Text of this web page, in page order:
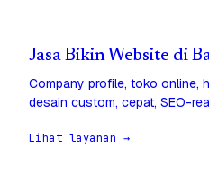
Jasa Bikin Website di
Company profile, toko online,
desain custom, cepat, SEO-
Lihat layanan →